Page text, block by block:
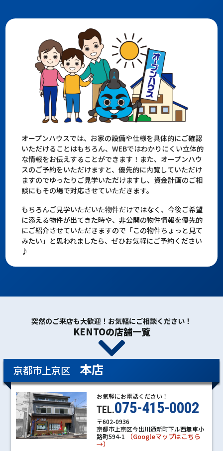
オープンハウスでは、お家の設備や仕様を具体的にご確認
いただけることはもちろん、WEBではわかりにくい立体的
な情報をお伝えすることができます！また、オープンハウ
スのご予約をいただけますと、優先的に内覧していただけ
ますのでゆったりご見学いただけますし、資金計画のご相
談にもその場で対応させていただきます。
もちろんご見学いただいた物件だけではなく、今後ご希望
に添える物件が出てきた時や、非公開の物件情報を優先的
にご紹介させていただきますので「この物件ちょっと見て
みたい」と思われましたら、ぜひお気軽にご予約ください
♪
突然のご来店も大歓迎！お気軽にご相談ください！
KENTOの店舗一覧
京都市上京区 本店
お気軽にお電話ください！
TEL.075-415-0002
〒602-0936
京都市上京区今出川通新町下ル西無車小
路町594-1
（Googleマップはこちら
→）